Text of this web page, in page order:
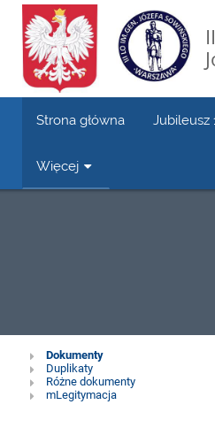
Strona główna Jubileusz
Więcej
Dokumenty
szkolne
Dokumenty
Duplikaty
Różne dokumenty
mLegitymacja